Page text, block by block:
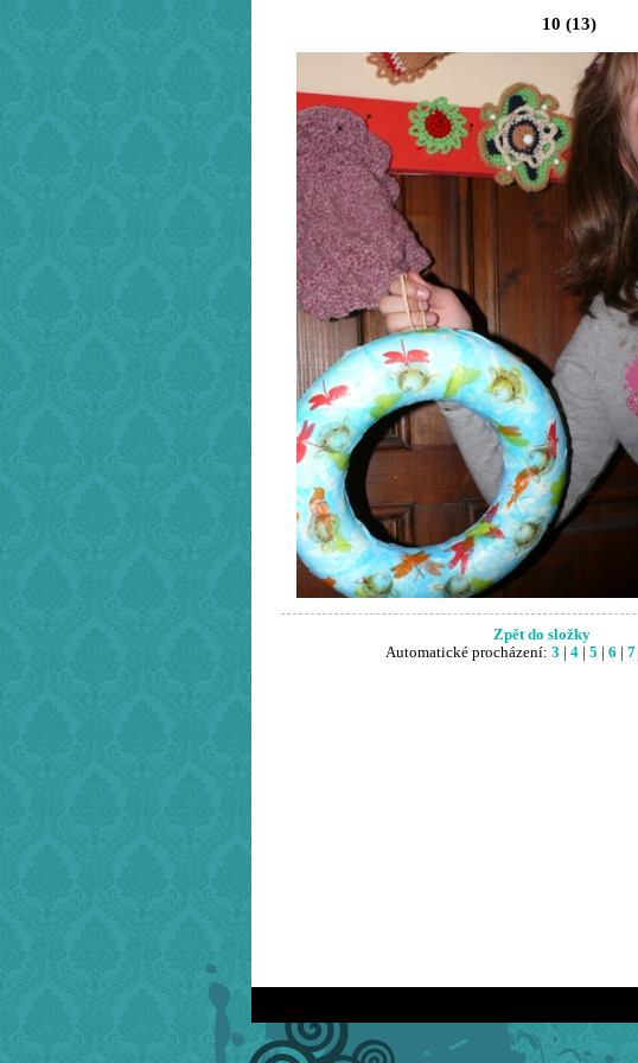
10 (13)
Zpět do složky
Automatické procházení: 3 4 5 6 7